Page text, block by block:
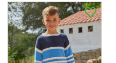
favorite_border